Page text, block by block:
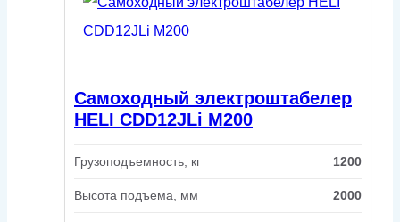
Самоходный электроштабелер
HELI CDD12JLi M200
Грузоподъемность, кг 1200
Высота подъема, мм 2000